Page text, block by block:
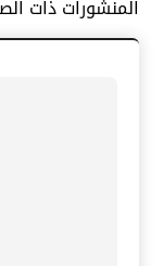
المنشورات ذات